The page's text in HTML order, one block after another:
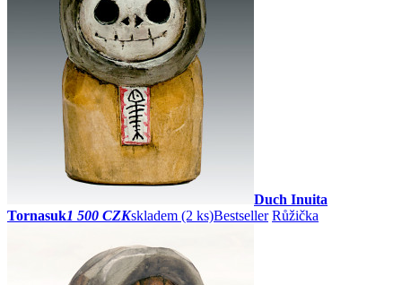
Duch Inuita
Tornasuk1 500 CZKskladem (2 ks)Bestseller Růžička